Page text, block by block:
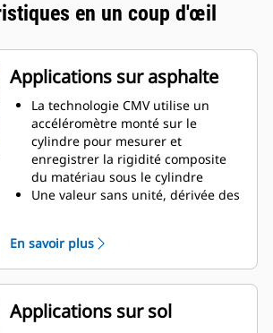
en un coup d'œil
Applications sur asphalte
La technologie CMV utilise un
accéléromètre monté sur le
cylindre pour mesurer et
enregistrer la rigidité composite
du matériau sous le cylindre
Une valeur sans unité, dérivée des
etelle est appelée la «valeur de
rigidité composite» qui indique la
rigidité des couches, en cours de
compactage et en dessous, sous le
cylindre.
En savoir plus
Applications sur sol